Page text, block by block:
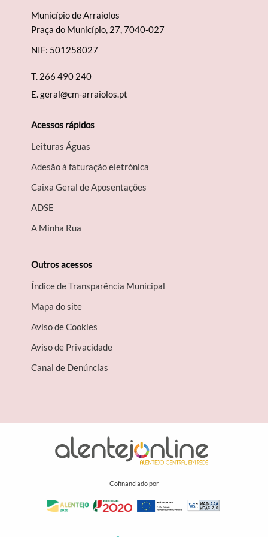
Município de Arraiolos
Praça do Município, 27, 7040-027
NIF: 501258027
T. 266 490 240
E.geral@cm-arraiolos.pt
Acessos rápidos
Leituras Águas
Adesão à faturação eletrónica
Caixa Geral de Aposentações
A​DSE
A Minha Rua
Outros acessos
Índice de Transparência Municipal
Mapa do site
Aviso de Cookies
Aviso de Privacidade
Canal de Denúncias
Cofinanciado por